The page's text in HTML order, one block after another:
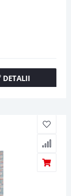
DETALII